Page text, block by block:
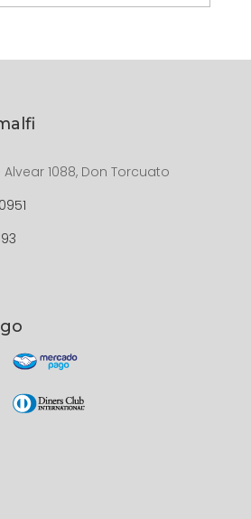
Alvear 1088, Don Torcuato